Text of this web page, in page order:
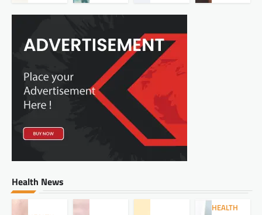
Health News
HEALTH